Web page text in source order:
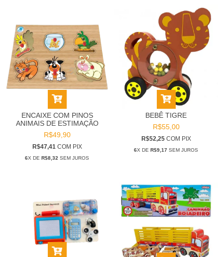
ENCAIXE COM PINOS
ANIMAIS DE ESTIMAÇÃO
R$49,90
R$47,41 COM PIX
6X DE R$8,32 SEM JUROS
BEBÊ TIGRE
R$55,00
R$52,25 COM PIX
6X DE R$9,17 SEM JUROS